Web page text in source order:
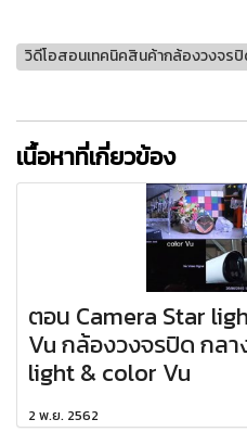
วิดีโอสอนเทคนิคสินค้ากล้องวงจรปิ
เนื้อหาที่เกี่ยวข้อง
ตอน Camera Star
Vu กล้องวงจรปิด กล
light & color Vu
2 พ.ย. 2562